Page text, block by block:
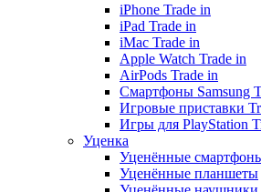
iPhone Trade in
iPad Trade in
iMac Trade in
Apple Watch Trade in
AirPods Trade in
Смартфоны Samsung
Игровые приставки
Игры для PlayStation
Уценка
Уценённые
Уценённые планшеты